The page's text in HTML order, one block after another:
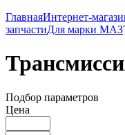
ГлавнаяИнтернет-
запчастиДля марки МАЗ
Подбор параметров
Цена